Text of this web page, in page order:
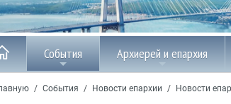
События Архиерей и епархия
/ События / Новости епархии / Новости